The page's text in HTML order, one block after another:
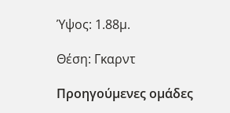
Ύψος: 1.88μ.
Θέση: Γκαρντ
Προηγούμενες ομάδες